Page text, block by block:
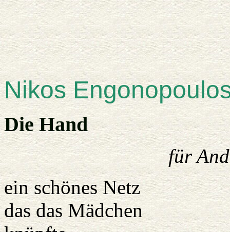
Nikos
Die Hand
für
ein schönes Netz
das das Mädchen